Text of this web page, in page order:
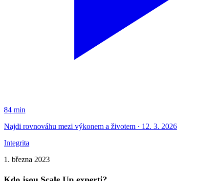
84 min
Najdi rovnováhu mezi výkonem a životem · 12. 3. 2026
Integrita
1. března 2023